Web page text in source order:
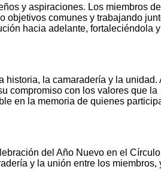
y aspiraciones. Los miembros del
objetivos comunes y trabajando
hacia adelante, fortaleciéndola y
historia, la camaradería y la unidad.
compromiso con los valores que la
en la memoria de quienes
del Año Nuevo en el Círculo
y la unión entre los miembros,